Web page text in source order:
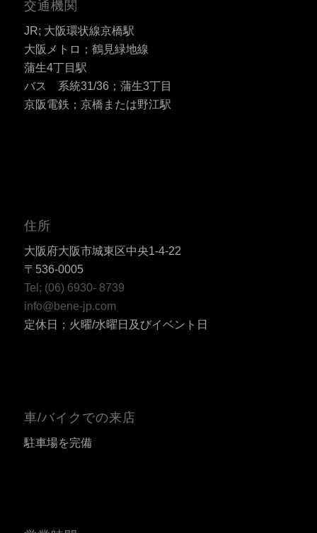
交通機関
JR; 大阪環状線京橋駅
大阪メトロ；鶴見緑地線
蒲生4丁目駅
バス 系統31/36；蒲生3丁目
京阪電鉄；京橋または野江駅
住所
大阪府大阪市城東区中央1-4-22
〒536-0005
Tel; (06) 6930- 8739
info@bene-jp.com
定休日；火曜/水曜日及びイベント日
車/バイクでの来店
駐車場を完備